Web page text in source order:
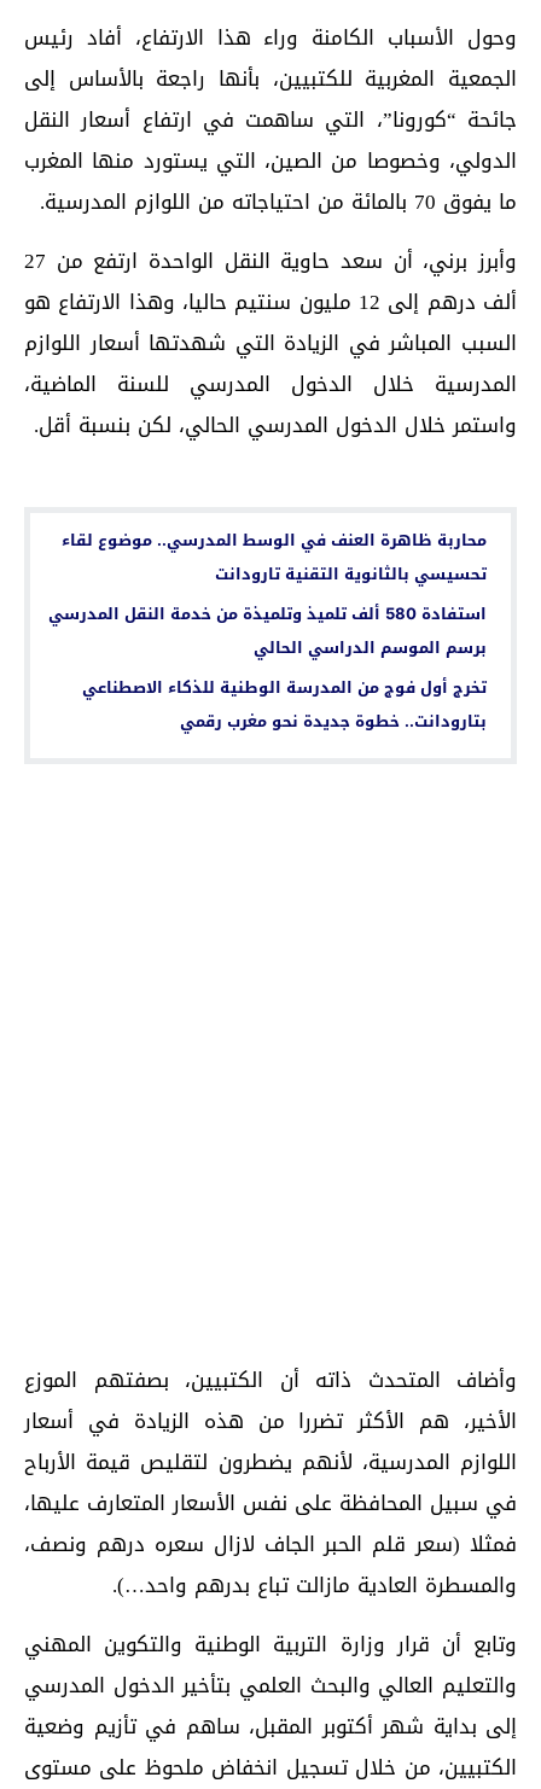
وحول الأسباب الكامنة وراء هذا الارتفاع، أفاد رئيس
الجمعية المغربية للكتبيين، بأنها راجعة بالأساس إلى
جائحة “كورونا”، التي ساهمت في ارتفاع أسعار النقل
الدولي، وخصوصا من الصين، التي يستورد منها المغرب
ما يفوق 70 بالمائة من احتياجاته من اللوازم المدرسية.
وأبرز برني، أن سعد حاوية النقل الواحدة ارتفع من 27
ألف درهم إلى 12 مليون سنتيم حاليا، وهذا الارتفاع هو
السبب المباشر في الزيادة التي شهدتها أسعار اللوازم
المدرسية خلال الدخول المدرسي للسنة الماضية،
واستمر خلال الدخول المدرسي الحالي، لكن بنسبة أقل.
محاربة ظاهرة العنف في الوسط المدرسي.. موضوع لقاء
تحسيسي بالثانوية التقنية تارودانت
استفادة 580 ألف تلميذ وتلميذة من خدمة النقل المدرسي
برسم الموسم الدراسي الحالي
تخرج أول فوج من المدرسة الوطنية للذكاء الاصطناعي
بتارودانت.. خطوة جديدة نحو مغرب رقمي
وأضاف المتحدث ذاته أن الكتبيين، بصفتهم الموزع
الأخير، هم الأكثر تضررا من هذه الزيادة في أسعار
اللوازم المدرسية، لأنهم يضطرون لتقليص قيمة الأرباح
في سبيل المحافظة على نفس الأسعار المتعارف عليها،
فمثلا (سعر قلم الحبر الجاف لازال سعره درهم ونصف،
والمسطرة العادية مازالت تباع بدرهم واحد…).
وتابع أن قرار وزارة التربية الوطنية والتكوين المهني
والتعليم العالي والبحث العلمي بتأخير الدخول المدرسي
إلى بداية شهر أكتوبر المقبل، ساهم في تأزيم وضعية
الكتبيين، من خلال تسجيل انخفاض ملحوظ على مستوى